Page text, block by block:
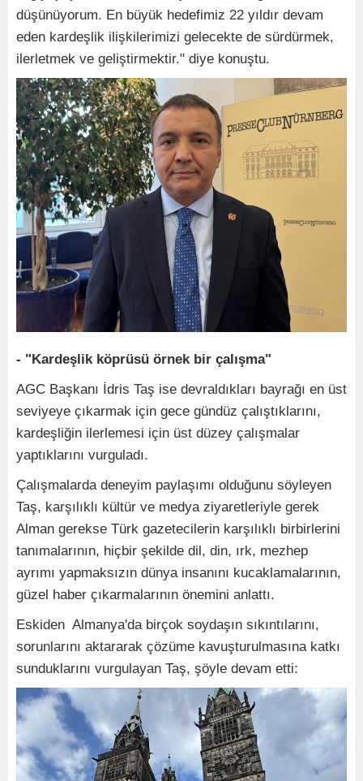
düşünüyorum. En büyük hedefimiz 22 yıldır devam
eden kardeşlik ilişkilerimizi gelecekte de sürdürmek,
ilerletmek ve geliştirmektir." diye konuştu.
- "Kardeşlik köprüsü örnek bir çalışma"
AGC Başkanı İdris Taş ise devraldıkları bayrağı en üst
seviyeye çıkarmak için gece gündüz çalıştıklarını,
kardeşliğin ilerlemesi için üst düzey çalışmalar
yaptıklarını vurguladı.
Çalışmalarda deneyim paylaşımı olduğunu söyleyen
Taş, karşılıklı kültür ve medya ziyaretleriyle gerek
Alman gerekse Türk gazetecilerin karşılıklı birbirlerini
tanımalarının, hiçbir şekilde dil, din, ırk, mezhep
ayrımı yapmaksızın dünya insanını kucaklamalarının,
güzel haber çıkarmalarının önemini anlattı.
Eskiden Almanya'da birçok soydaşın sıkıntılarını,
sorunlarını aktararak çözüme kavuşturulmasına katkı
sunduklarını vurgulayan Taş, şöyle devam etti: